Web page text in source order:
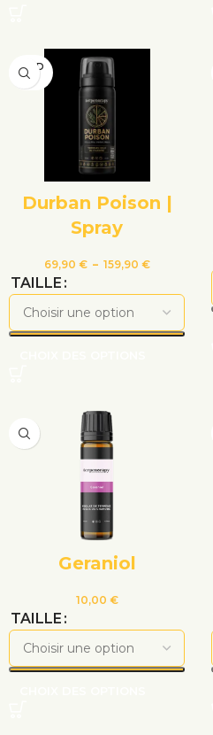
VEND
U
Durban Poison |
Spray
69,90 € – 159,90 €
TAILLE
Geraniol
10,00 €
TAILLE